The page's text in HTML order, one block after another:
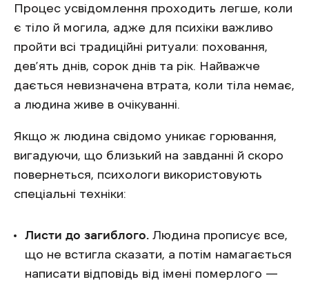
Процес усвідомлення проходить легше, коли
є тіло й могила, адже для психіки важливо
пройти всі традиційні ритуали: поховання,
дев’ять днів, сорок днів та рік. Найважче
дається невизначена втрата, коли тіла немає,
а людина живе в очікуванні.
Якщо ж людина свідомо уникає горювання,
вигадуючи, що близький на завданні й скоро
повернеться, психологи використовують
спеціальні техніки:
Листи до загиблого. Людина прописує все,
що не встигла сказати, а потім намагається
написати відповідь від імені померлого —